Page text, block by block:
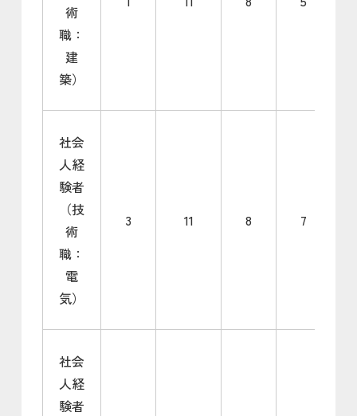
術
職：
建
築）
社会
人経
験者
（技
術
職：
電
気）
3 11 8 7
社会
人経
験者